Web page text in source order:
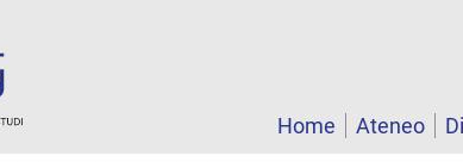
Home
Ateneo